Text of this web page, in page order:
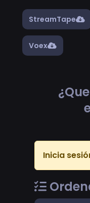
StreamTape
Voex
Inicia